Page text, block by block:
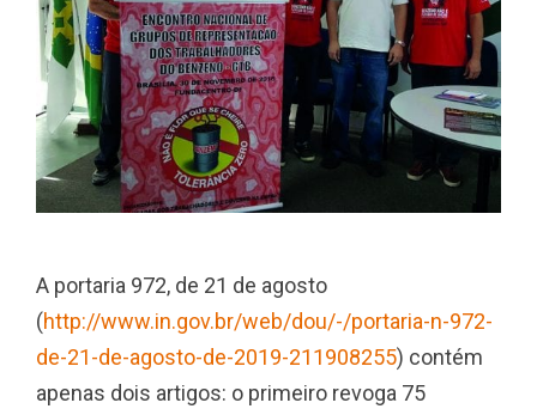
A portaria 972, de 21 de agosto
(http://www.in.gov.br/web/dou/-/portaria-n-972-
de-21-de-agosto-de-2019-211908255) contém
apenas dois artigos: o primeiro revoga 75